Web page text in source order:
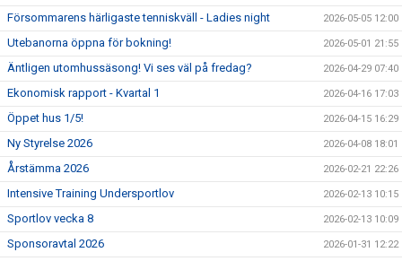
Försommarens härligaste tenniskväll - Ladies night 2026-05-05 12:00
Utebanorna öppna för bokning! 2026-05-01 21:55
Äntligen utomhussäsong! Vi ses väl på fredag? 2026-04-29 07:40
Ekonomisk rapport - Kvartal 1 2026-04-16 17:03
Öppet hus 1/5! 2026-04-15 16:29
Ny Styrelse 2026 2026-04-08 18:01
Årstämma 2026 2026-02-21 22:26
Intensive Training Undersportlov 2026-02-13 10:15
Sportlov vecka 8 2026-02-13 10:09
Sponsoravtal 2026 2026-01-31 12:22